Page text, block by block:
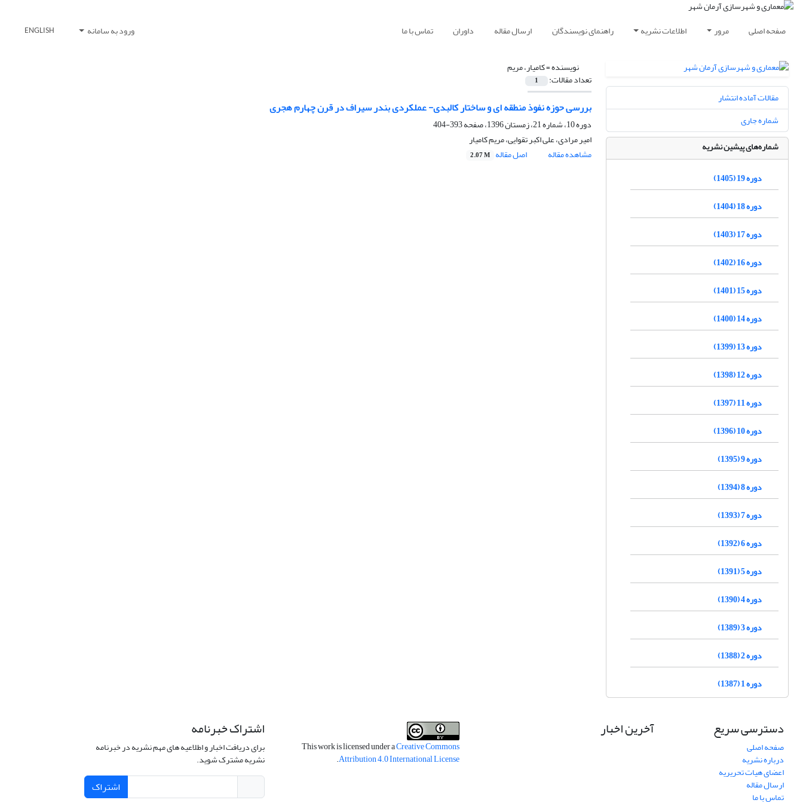
صفحه اصلی مرور اطلاعات نشریه راهنمای نویسندگان ارسال مقاله داوران تماس با ما ورود به سامانه ENGLISH
نویسنده =کامیار، مریم
تعداد مقالات: 1
بررسی حوزه نفوذ منطقه ای و ساختار کالبدی- عملکردی بندر سیراف در قرن چهارم هجری
دوره 10، شماره 21، زمستان 1396، صفحه
393-404
امیر مرادی، علی اکبر تقوایی، مریم کامیار
مشاهده مقاله
اصل مقاله 2.07 M
مقالات آماده انتشار
شماره جاری
شماره‌های پیشین نشریه
دوره 19 (1405)
دوره 18 (1404)
دوره 17 (1403)
دوره 16 (1402)
دوره 15 (1401)
دوره 14 (1400)
دوره 13 (1399)
دوره 12 (1398)
دوره 11 (1397)
دوره 10 (1396)
دوره 9 (1395)
دوره 8 (1394)
دوره 7 (1393)
دوره 6 (1392)
دوره 5 (1391)
دوره 4 (1390)
دوره 3 (1389)
دوره 2 (1388)
دوره 1 (1387)
دسترسی سریع
صفحه اصلی
درباره نشریه
اعضای هیات تحریریه
ارسال مقاله
تماس با ما
آخرین اخبار
This work is licensed under aCreative Commons
Attribution 4.0 International License
.
اشتراک خبرنامه
برای دریافت اخبار و اطلاعیه های مهم نشریه در خبرنامه
نشریه مشترک شوید.
اشتراک